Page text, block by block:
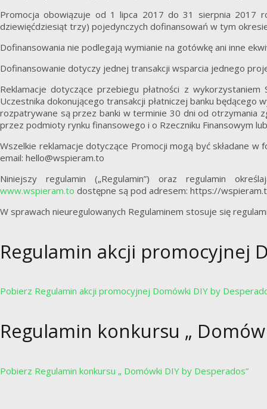
Promocja obowiązuje od 1 lipca 2017 do 31 sierpnia 2017
dziewięćdziesiąt trzy) pojedynczych dofinansowań w tym
Dofinansowania nie podlegają wymianie na gotówkę ani inne
Dofinansowanie dotyczy jednej transakcji wsparcia jednego
Reklamacje dotyczące przebiegu płatności z
Uczestnika dokonującego transakcji płatniczej banku będącego
rozpatrywane są przez banki w terminie 30 dni od otrzymania
przez podmioty rynku finansowego i o Rzeczniku Finansowym
Wszelkie reklamacje dotyczące Promocji mogą być składane
email: hello@wspieram.to
Niniejszy regulamin („Regulamin”) oraz regulamin
www.wspieram.to dostępne są pod adresem: https://
W sprawach nieuregulowanych Regulaminem stosuje się
Regulamin akcji promocyjnej
Pobierz Regulamin akcji promocyjnej Domówki DIY by
Regulamin konkursu „
Pobierz Regulamin konkursu „ Domówki DIY by Desperados”